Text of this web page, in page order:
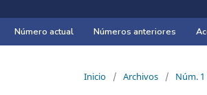
Número actual Números anteriores
Inicio / Archivos / Núm.